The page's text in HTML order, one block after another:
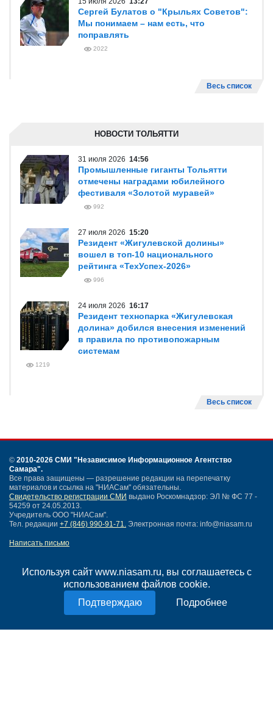
Используя сайт www.niasam.ru, вы соглашаетесь с
использованием файлов cookie.
Подробнее
Сергей Булатов о "Крыльях Советов":
Мы понимаем – нам есть, что
поправлять
2022
Весь список
НОВОСТИ ТОЛЬЯТТИ
31 июля 2026 14:56
Промышленные гиганты Тольятти
отмечены наградами юбилейного
фестиваля «Золотой муравей»
992
27 июля 2026 15:20
Резидент «Жигулевской долины»
вошел в топ-10 национального
рейтинга «ТехУспех-2026»
996
24 июля 2026 16:17
Резидент технопарка «Жигулевская
долина» добился внесения изменений
в правила по противопожарным
системам
1219
Весь список
© 2010-2026 СМИ "Независимое Информационное Агентство
Самара".
Все права защищены — разрешение редакции на перепечатку
материалов и ссылка на "НИАСам" обязательны.
Свидетельство регистрации СМИ выдано Роскомнадзор: ЭЛ № ФС 77 -
54259 от 24.05.2013.
Учредитель ООО "НИАСам".
Тел. редакции +7 (846) 990-91-71. Электронная почта: info@niasam.ru
Написать письмо
Нашли ошибку?
Политика конфиденциальности
Согласие на обработку персональных данных